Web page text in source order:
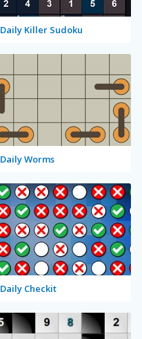
Daily Killer Sudoku
Daily Worms
Daily Checkit